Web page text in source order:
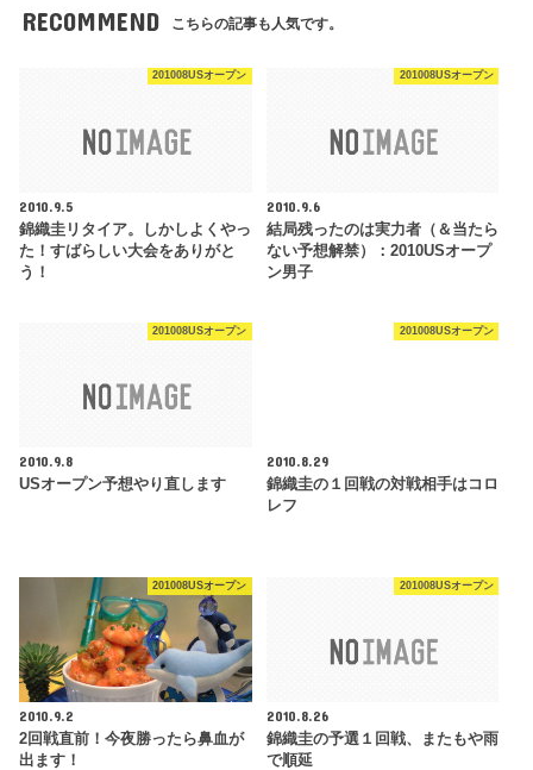
RECOMMEND こちらの記事も人気です。
201008USオープン
2010.9.5
錦織圭リタイア。しかしよくやっ
た！すばらしい大会をありがと
う！
201008USオープン
2010.9.6
結局残ったのは実力者（＆当たら
ない予想解禁）：2010USオープ
ン男子
201008USオープン
2010.9.8
USオープン予想やり直します
201008USオープン
2010.8.29
錦織圭の１回戦の対戦相手はコロ
レフ
201008USオープン
2010.9.2
2回戦直前！今夜勝ったら鼻血が
出ます！
201008USオープン
2010.8.26
錦織圭の予選１回戦、またもや雨
で順延